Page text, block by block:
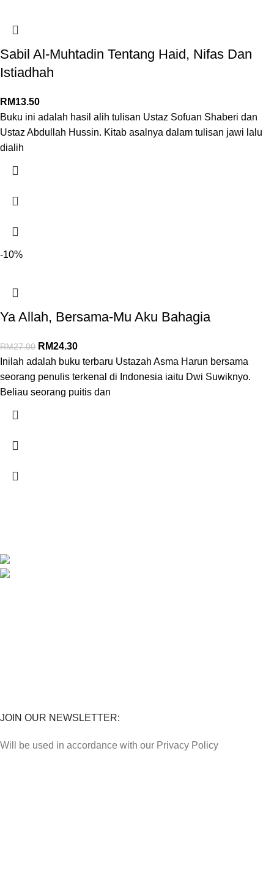
Sabil Al-Muhtadin Tentang Haid, Nifas Dan
Istiadhah
RM13.50
Buku ini adalah hasil alih tulisan Ustaz Sofuan Shaberi dan
Ustaz Abdullah Hussin. Kitab asalnya dalam tulisan jawi lalu
dialih
-10%
Ya Allah, Bersama-Mu Aku Bahagia
RM27.00 RM24.30
Inilah adalah buku terbaru Ustazah Asma Harun bersama
seorang penulis terkenal di Indonesia iaitu Dwi Suwiknyo.
Beliau seorang puitis dan
JOIN OUR NEWSLETTER:
Will be used in accordance with our Privacy Policy